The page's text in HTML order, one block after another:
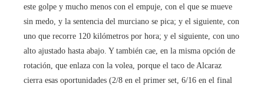
este golpe y mucho menos con el empuje, con el que se mueve
sin medo, y la sentencia del murciano se pica; y el siguiente, con
uno que recorre 120 kilómetros por hora; y el siguiente, con uno
alto ajustado hasta abajo. Y también cae, en la misma opción de
rotación, que enlaza con la volea, porque el taco de Alcaraz
cierra esas oportunidades (2/8 en el primer set, 6/16 en el final